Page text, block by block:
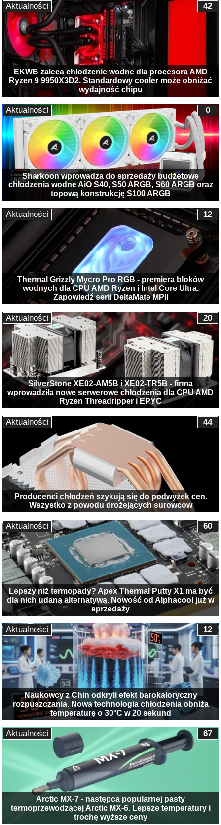
EKWB zaleca chłodzenie wodne dla procesora AMD
Ryzen 9 9950X3D2. Standardowy cooler może obniżać
wydajność chipu
42
Aktualności
Sharkoon wprowadza do sprzedaży budżetowe
chłodzenia wodne AiO S40, S50 ARGB, S60 ARGB oraz
topową konstrukcję S100 ARGB
0
Aktualności
Thermal Grizzly Mycro Pro RGB - premiera bloków
wodnych dla CPU AMD Ryzen i Intel Core Ultra.
Zapowiedź serii DeltaMate MPII
12
Aktualności
SilverStone XE02-AM5B i XE02-TR5B - firma
wprowadziła nowe serwerowe chłodzenia dla CPU AMD
Ryzen Threadripper i EPYC
20
Aktualności
Producenci chłodzeń szykują się do podwyżek cen.
Wszystko z powodu drożejących surowców
44
Aktualności
Lepszy niż termopady? Apex Thermal Putty X1 ma być
dla nich udaną alternatywą. Nowość od Alphacool już w
sprzedaży
60
Aktualności
Naukowcy z Chin odkryli efekt barokaloryczny
rozpuszczania. Nowa technologia chłodzenia obniża
temperaturę o 30°C w 20 sekund
12
Aktualności
Arctic MX-7 - następca popularnej pasty
termoprzewodzącej Arctic MX-6. Lepsze temperatury i
trochę wyższe ceny
67
Aktualności